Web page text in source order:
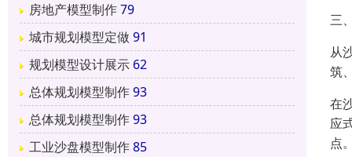
房地产模型制作79
城市规划模型定做91
规划模型设计展示 62
总体规划模型制作93
总体规划模型制作93
工业沙盘模型制作85
三
从
筑
在
应
点